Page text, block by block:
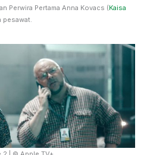
Perwira Pertama Anna Kovacs (Kaisa
pesawat.